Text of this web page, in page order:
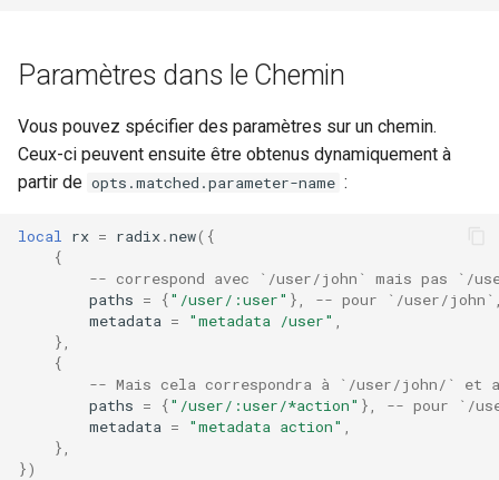
Paramètres dans le Chemin
Vous pouvez spécifier des paramètres sur un chemin.
Ceux-ci peuvent ensuite être obtenus dynamiquement à
partir de opts.matched.parameter-name :
local rx = radix.new({
{
-- correspond avec `/user/john` mais pas `/
paths = {"/user/:user" },
-- pour `/user/
metadata = "metadata /user"
},
{
-- Mais cela correspondra à `/user/john/` et
paths = {"/user/:user/*action" },
-- pour `/
metadata = "metadata action"
},
})